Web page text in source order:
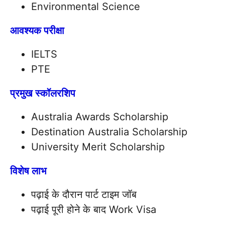
Environmental Science
आवश्यक परीक्षा
IELTS
PTE
प्रमुख स्कॉलरशिप
Australia Awards Scholarship
Destination Australia Scholarship
University Merit Scholarship
विशेष लाभ
पढ़ाई के दौरान पार्ट टाइम जॉब
पढ़ाई पूरी होने के बाद Work Visa